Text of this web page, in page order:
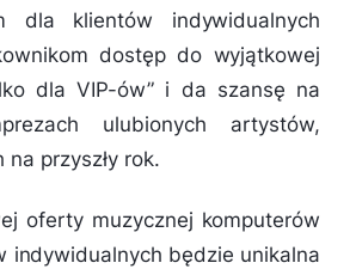
dla klientów indywidualnych
dostęp do wyjątkowej
dla VIP-ów” i da szansę na
ulubionych artystów,
przyszły rok.
oferty muzycznej komputerów
indywidualnych będzie unikalna